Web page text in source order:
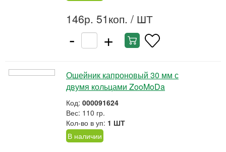
146р. 51коп. / ШТ
- +
Ошейник капроновый 30 мм с
двумя кольцами ZooMoDa
Код: 000091624
Вес: 110 гр.
Кол-во в уп: 1 ШТ
В наличии